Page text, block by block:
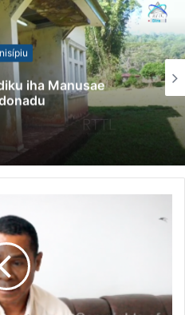
iha Manusae